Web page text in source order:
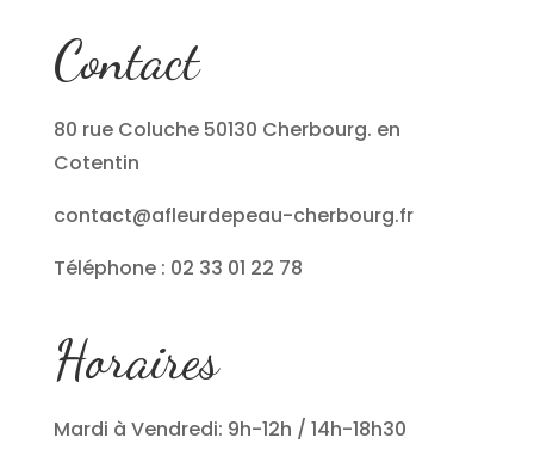
Contact
80 rue Coluche 50130 Cherbourg. en
Cotentin
contact@afleurdepeau-cherbourg.fr
Téléphone : 02 33 01 22 78
Horaires
Mardi à Vendredi: 9h-12h / 14h-18h30